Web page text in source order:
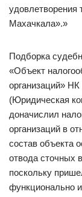
удовлетворения
Махачкала».»
Подборка
«Объект
организаций»
(Юридическая
доначислил
организаций в
состав объекта
отвода сточных
поскольку
функционально